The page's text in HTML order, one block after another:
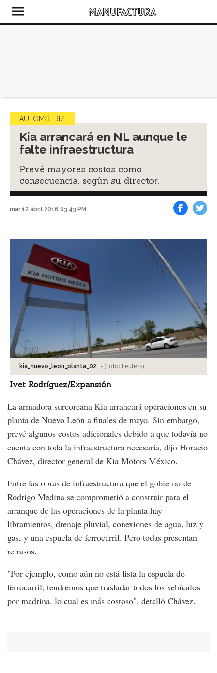
AUTOMOTRIZ
Kia arrancará en NL aunque le
falte infraestructura
Prevé mayores costos como
consecuencia, según su director.
mar 12 abril 2016 03:43 PM
kia_nuevo_leon_planta_02 - (Foto: Reuters)
Ivet Rodríguez/Expansión
La armadora surcoreana Kia arrancará operaciones en su
planta de Nuevo León a finales de mayo. Sin embargo,
prevé algunos costos adicionales debido a que todavía no
cuenta con toda la infraestructura necesaria, dijo Horacio
Chávez, director general de Kia Motors México.
Entre las obras de infraestructura que el gobierno de
Rodrigo Medina se comprometió a construir para el
arranque de las operaciones de la planta hay
libramientos, drenaje pluvial, conexiones de agua, luz y
gas, y una espuela de ferrocarril. Pero todas presentan
retrasos.
"Por ejemplo, como aún no está lista la espuela de
ferrocarril, tendremos que trasladar todos los vehículos
por madrina, lo cual es más costoso", detalló Chávez.